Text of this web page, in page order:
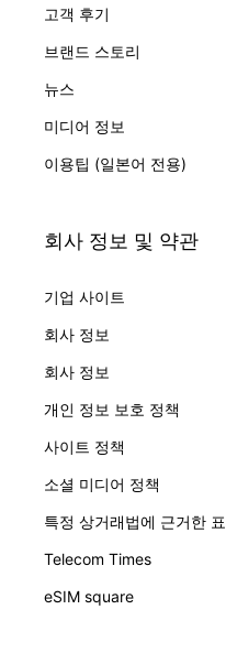
고객 후기
브랜드 스토리
뉴스
미디어 정보
이용팁 (일본어 전용)
회사 정보 및 약관
기업 사이트
회사 정보
회사 정보
개인 정보 보호 정책
사이트 정책
소셜 미디어 정책
특정 상거래법에 근거한
Telecom Times
eSIM square